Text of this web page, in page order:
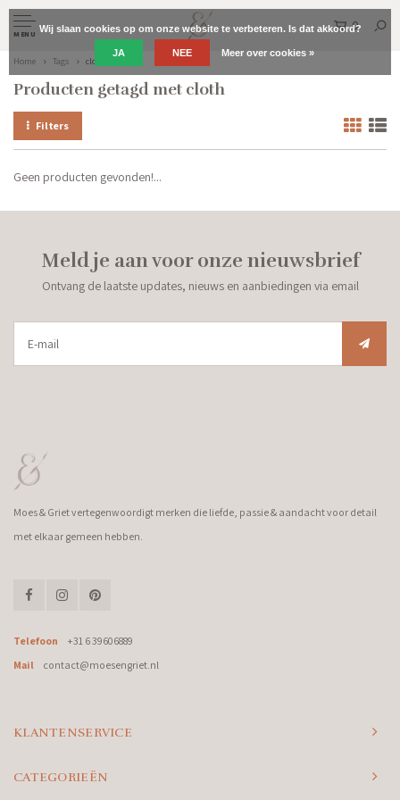
MENU
0
Home Tags cloth
Producten getagd met cloth
Filters
Geen producten gevonden!...
Meld je aan voor onze nieuwsbrief
Ontvang de laatste updates, nieuws en aanbiedingen via email
Moes & Griet vertegenwoordigt merken die liefde, passie & aandacht voor detail
met elkaar gemeen hebben.
Telefoon
+31 6 39606889
Mail
contact@moesengriet.nl
KLANTENSERVICE
CATEGORIEËN
Wij slaan cookies op om onze website te verbeteren. Is dat akkoord?
JA NEE Meer over cookies »